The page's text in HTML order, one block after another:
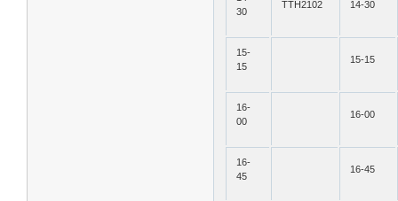
30
ТТН2102 14-30
15-
15
15-15
16-
00
16-00
16-
45
16-45